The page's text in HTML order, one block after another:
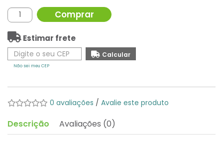
Comprar
Estimar frete
Não sei meu CEP
0 avaliações / Avalie este produto
Descrição Avaliações (0)